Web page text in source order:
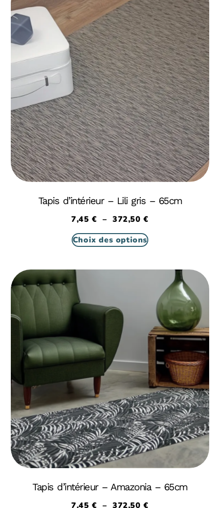
Tapis d’intérieur – Lili gris – 65cm
7,45€ – 372,50€
Choix des options
Tapis d’intérieur – Amazonia – 65cm
7,45€ – 372,50€